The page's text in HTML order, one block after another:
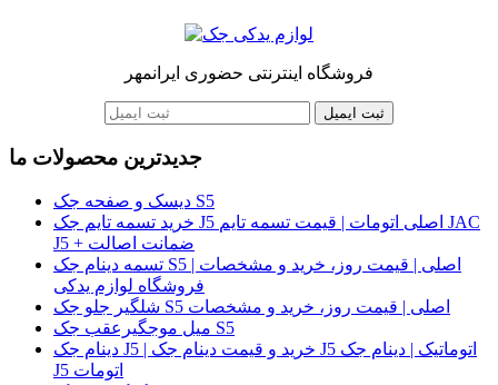
فروشگاه اینترنتی حضوری ایرانمهر
ثبت ایمیل
جدیدترین محصولات ما
دیسک و صفحه جک S5
خرید تسمه تایم جک J5 اصلی اتومات | قیمت تسمه تایم JAC
J5 + ضمانت اصالت
تسمه دینام جک S5 اصلی | قیمت روز، خرید و مشخصات |
فروشگاه لوازم یدکی
شلگیر جلو جک S5 اصلی | قیمت روز، خرید و مشخصات
میل موجگیرعقب جک S5
دینام جک J5 | خرید و قیمت دینام جک J5 اتوماتیک | دینام جک
J5 اتومات